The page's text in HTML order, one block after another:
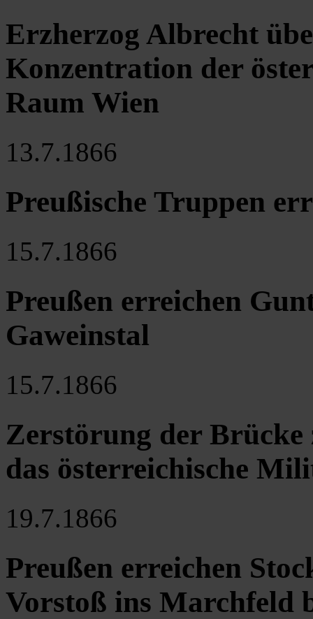
Erzherzog Albrecht
Konzentration der
Raum Wien
13.7.1866
Preußische Truppen
15.7.1866
Preußen erreichen
Gaweinstal
15.7.1866
Zerstörung der
das österreichische
19.7.1866
Preußen erreichen
Vorstoß ins Marchfeld